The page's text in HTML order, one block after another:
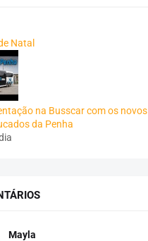
Natal
na Busscar com os novos
da Penha
Mayla